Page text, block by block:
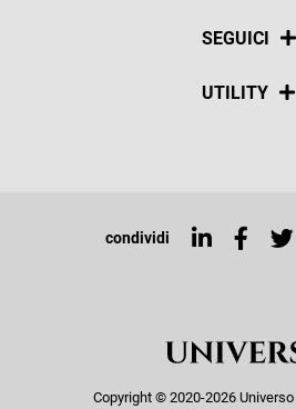
Pagamenti
SEGUICI
Social
UTILITY
Top ricerche
condividi
Copyright © 2020-2026 Universo